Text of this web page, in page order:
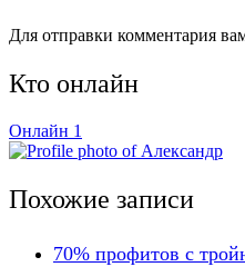
Для отправки комментария
Кто онлайн
Онлайн 1
Похожие записи
70% профитов с